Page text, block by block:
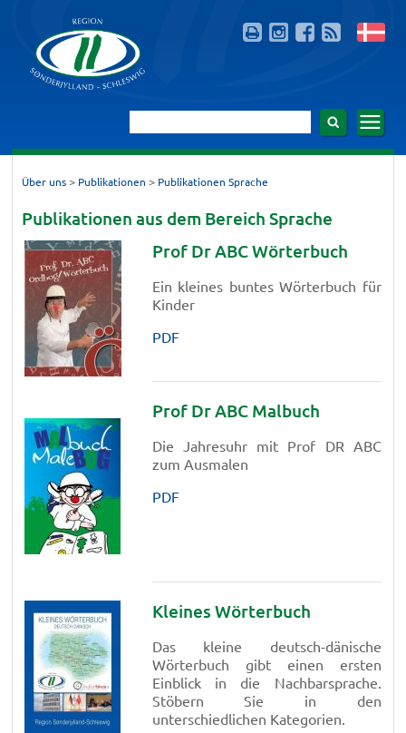
Über uns > Publikationen > Publikationen Sprache
Publikationen aus dem Bereich Sprache
Prof Dr ABC Wörterbuch
Ein kleines buntes Wörterbuch für
Kinder
PDF
Prof Dr ABC Malbuch
Die Jahresuhr mit Prof DR ABC
zum Ausmalen
PDF
Kleines Wörterbuch
Das kleine deutsch-dänische
Wörterbuch gibt einen ersten
Einblick in die Nachbarsprache.
Stöbern Sie in den
unterschiedlichen Kategorien.